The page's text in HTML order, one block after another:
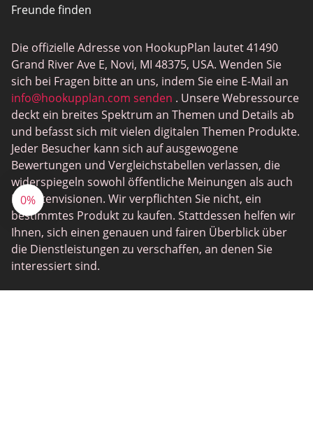
0%
Freunde finden
Die offizielle Adresse von HookupPlan lautet 41490
Grand River Ave E, Novi, MI 48375, USA. Wenden Sie
sich bei Fragen bitte an uns, indem Sie eine E-Mail an
info@hookupplan.com senden . Unsere Webressource
deckt ein breites Spektrum an Themen und Details ab
und befasst sich mit vielen digitalen Themen Produkte.
Jeder Besucher kann sich auf ausgewogene
Bewertungen und Vergleichstabellen verlassen, die
widerspiegeln sowohl öffentliche Meinungen als auch
Expertenvisionen. Wir verpflichten Sie nicht, ein
bestimmtes Produkt zu kaufen. Stattdessen helfen wir
Ihnen, sich einen genauen und fairen Überblick über
die Dienstleistungen zu verschaffen, an denen Sie
interessiert sind.